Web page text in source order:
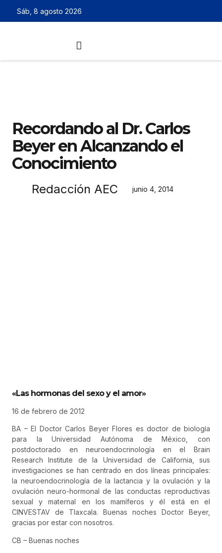
Sáb, 8 agosto 2026
Recordando al Dr. Carlos
Beyer en Alcanzando el
Conocimiento
Redacción AEC junio 4, 2014
«Las hormonas del sexo y el amor»
16 de febrero de 2012
BA – El Doctor Carlos Beyer Flores es doctor de biología
para la Universidad Autónoma de México, con
postdoctorado en neuroendocrinología en el Brain
Research Institute de la Universidad de California, sus
investigaciones se han centrado en dos líneas principales:
la neuroendocrinología de la lactancia y la ovulación y la
ovulación neuro-hormonal de las conductas reproductivas
sexual y maternal en los mamíferos y él está en el
CINVESTAV de Tlaxcala. Buenas noches Doctor Beyer,
gracias por estar con nosotros.
CB – Buenas noches